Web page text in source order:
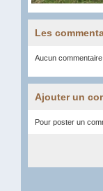
Les
Aucun
Ajouter un
Pour poster un